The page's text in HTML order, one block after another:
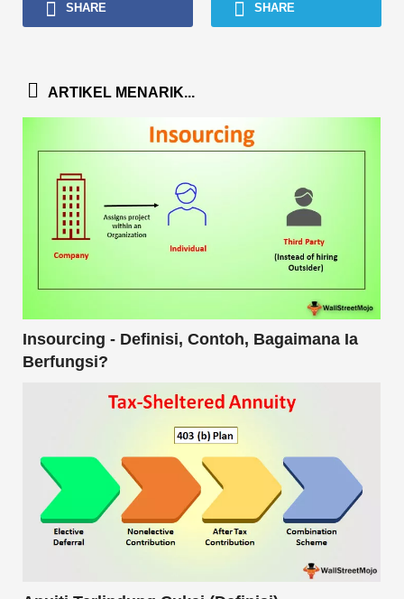
SHARE SHARE
ARTIKEL MENARIK...
Insourcing - Definisi, Contoh, Bagaimana Ia
Berfungsi?